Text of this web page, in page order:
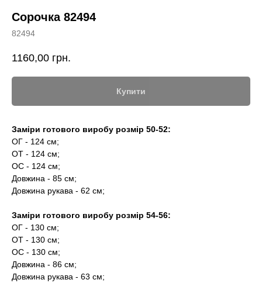
Сорочка 82494
82494
1160,00 грн.
Купити
Заміри готового виробу розмір 50-52:
ОГ - 124 см;
ОТ - 124 см;
ОС - 124 см;
Довжина - 85 см;
Довжина рукава - 62 см;
Заміри готового виробу розмір 54-56:
ОГ - 130 см;
ОТ - 130 см;
ОС - 130 см;
Довжина - 86 см;
Довжина рукава - 63 см;